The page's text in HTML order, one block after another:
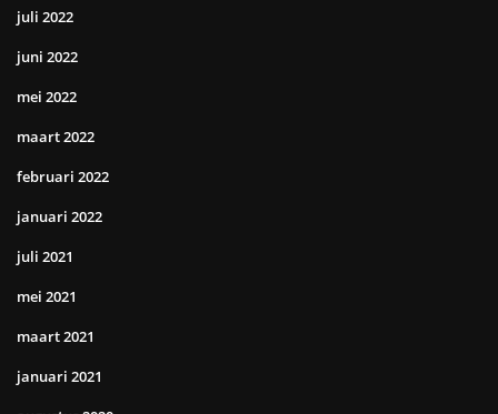
juli 2022
juni 2022
mei 2022
maart 2022
februari 2022
januari 2022
juli 2021
mei 2021
maart 2021
januari 2021